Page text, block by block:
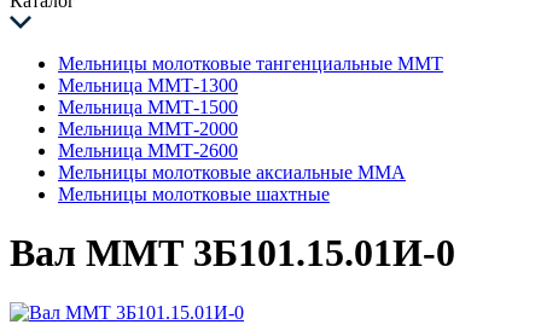
Мельницы молотковые тангенциальные ММТ
Мельница ММТ-1300
Мельница ММТ-1500
Мельница ММТ-2000
Мельница ММТ-2600
Мельницы молотковые аксиальные ММА
Мельницы молотковые шахтные
Вал ММТ 3Б101.15.01И-0